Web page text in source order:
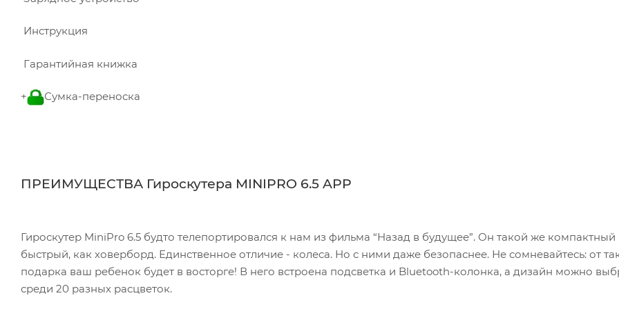
Инструкция
Гарантийная книжка
+ Сумка-переноска
ПРЕИМУЩЕСТВА Гироскутера MINIPRO 6.5 APP
Гироскутер MiniPro 6.5 будто телепортировался к нам из фильма “Назад в будущее”. Он такой же компактный
быстрый, как ховерборд. Единственное отличие - колеса. Но с ними даже безопаснее. Не сомневайтесь: от
подарка ваш ребенок будет в восторге! В него встроена подсветка и Bluetooth-колонка, а дизайн можно
среди 20 разных расцветок.